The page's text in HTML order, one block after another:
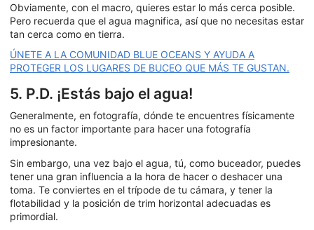
Obviamente, con el macro, quieres estar lo más cerca posible.
Pero recuerda que el agua magnifica, así que no necesitas estar
tan cerca como en tierra.
ÚNETE A LA COMUNIDAD BLUE OCEANS Y AYUDA A
PROTEGER LOS LUGARES DE BUCEO QUE MÁS TE GUSTAN.
5. P.D. ¡Estás bajo el agua!
Generalmente, en fotografía, dónde te encuentres físicamente
no es un factor importante para hacer una fotografía
impresionante.
Sin embargo, una vez bajo el agua, tú, como buceador, puedes
tener una gran influencia a la hora de hacer o deshacer una
toma. Te conviertes en el trípode de tu cámara, y tener la
flotabilidad y la posición de trim horizontal adecuadas es
primordial.